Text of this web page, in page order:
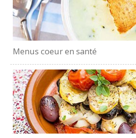
Menus coeur en santé